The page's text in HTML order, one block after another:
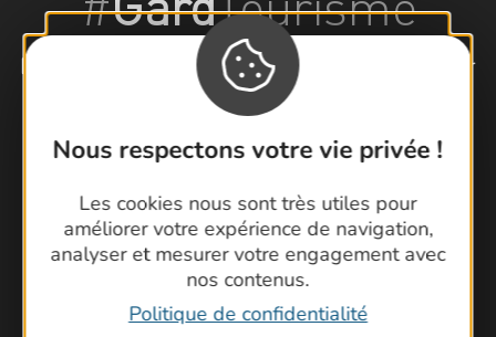
Nous respectons votre vie privée !
Les cookies nous sont très utiles pour
améliorer votre expérience de navigation,
analyser et mesurer votre engagement avec
nos contenus.
Politique de confidentialité
Partagez vos plus belles photos du Gard sur
les réseaux sociaux avec le #gardtourisme !
Suivez-nous !